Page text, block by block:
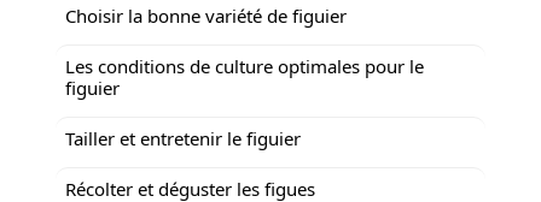
Choisir la bonne variété de figuier
Les conditions de culture optimales pour le
figuier
Tailler et entretenir le figuier
Récolter et déguster les figues